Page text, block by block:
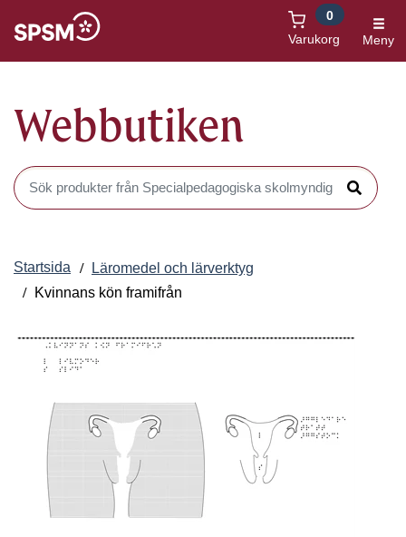
Varukorg
0
Meny
Webbutiken
Sök produkter i Webbutiken
Sök
Startsida
Läromedel och lärverktyg
Kvinnans kön framifrån